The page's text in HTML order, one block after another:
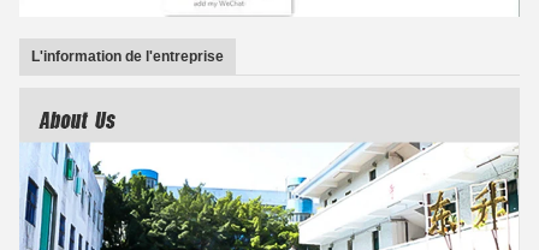
L'information de l'entreprise